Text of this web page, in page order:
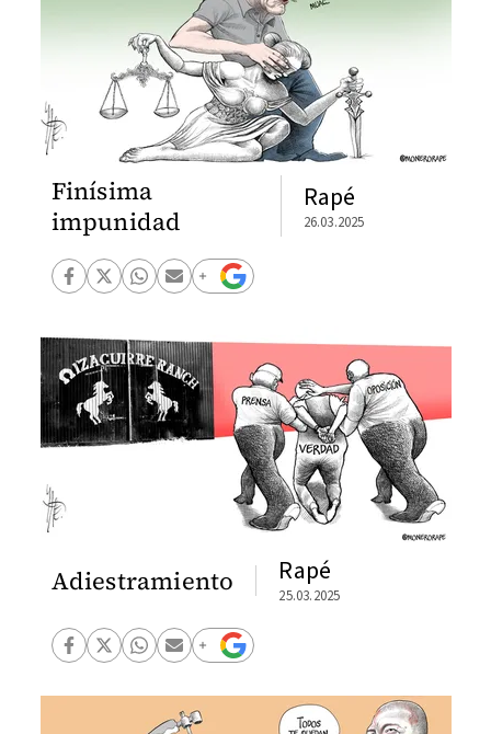
Finísima
impunidad
Rapé
26.03.2025
Adiestramiento Rapé
25.03.2025